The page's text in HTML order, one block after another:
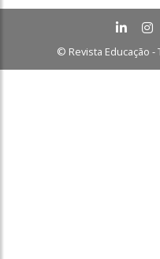
© Revista Educação